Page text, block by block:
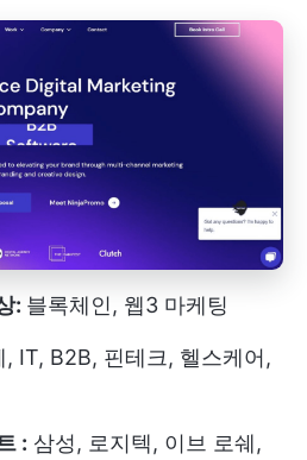
: 블록체인, 웹3 마케팅
, IT, B2B, 핀테크, 헬스케어,
: 삼성, 로지텍, 이브 로쉐,